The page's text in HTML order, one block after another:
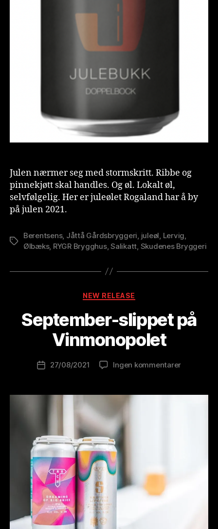
Julen nærmer seg med stormskritt. Ribbe og
pinnekjøtt skal handles. Og øl. Lokalt øl,
selvfølgelig. Her er juleølet Rogaland har å by
på julen 2021.
Stikkord
Berentsens, Jåttå Gårdsbryggeri, juleøl, Lervig,
Ølbæks, RYGR Brygghus,Salikatt, Skudenes Bryggeri
Kategorier
NEW RELEASE
September-slippet på
Vinmonopolet
Innleggsforfatter
v
B
r
w
l
o
Publiseringsdato
27/08/2021 Ingen kommentarertil
på